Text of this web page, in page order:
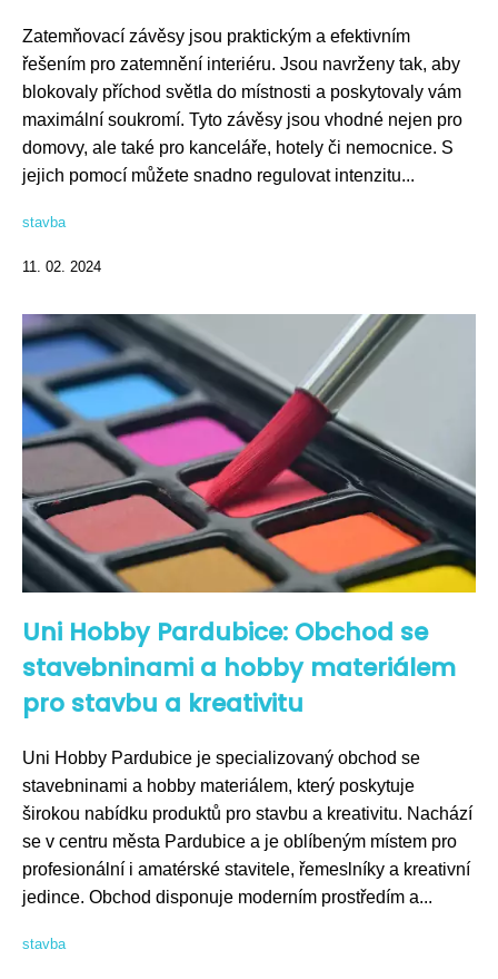
Zatemňovací závěsy jsou praktickým a efektivním
řešením pro zatemnění interiéru. Jsou navrženy tak, aby
blokovaly příchod světla do místnosti a poskytovaly vám
maximální soukromí. Tyto závěsy jsou vhodné nejen pro
domovy, ale také pro kanceláře, hotely či nemocnice. S
jejich pomocí můžete snadno regulovat intenzitu...
stavba
11. 02. 2024
Uni Hobby Pardubice: Obchod se
stavebninami a hobby materiálem
pro stavbu a kreativitu
Uni Hobby Pardubice je specializovaný obchod se
stavebninami a hobby materiálem, který poskytuje
širokou nabídku produktů pro stavbu a kreativitu. Nachází
se v centru města Pardubice a je oblíbeným místem pro
profesionální i amatérské stavitele, řemeslníky a kreativní
jedince. Obchod disponuje moderním prostředím a...
stavba